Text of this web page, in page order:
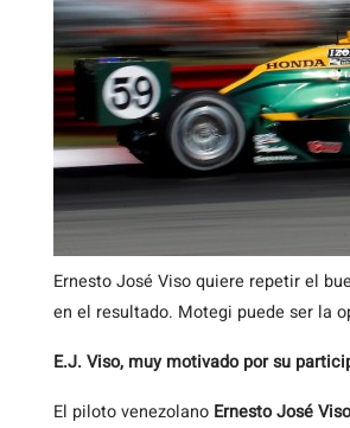
Ernesto José Viso quiere repetir el
en el resultado. Motegi puede ser la
E.J. Viso, muy motivado por su
El piloto venezolano Ernesto José Viso